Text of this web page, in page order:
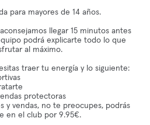
para mayores de 14 años.
llegar 15 minutos antes
podrá explicarte todo lo que
al máximo.
traer tu energía y lo siguiente:
protectoras
y vendas, no te preocupes, podrás
en el club por 9.95€.